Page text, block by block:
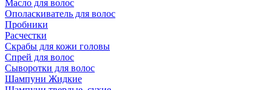
Масло для волос
Ополаскиватель для волос
Пробники
Расчестки
Скрабы для кожи головы
Спрей для волос
Сыворотки для волос
Шампуни Жидкие